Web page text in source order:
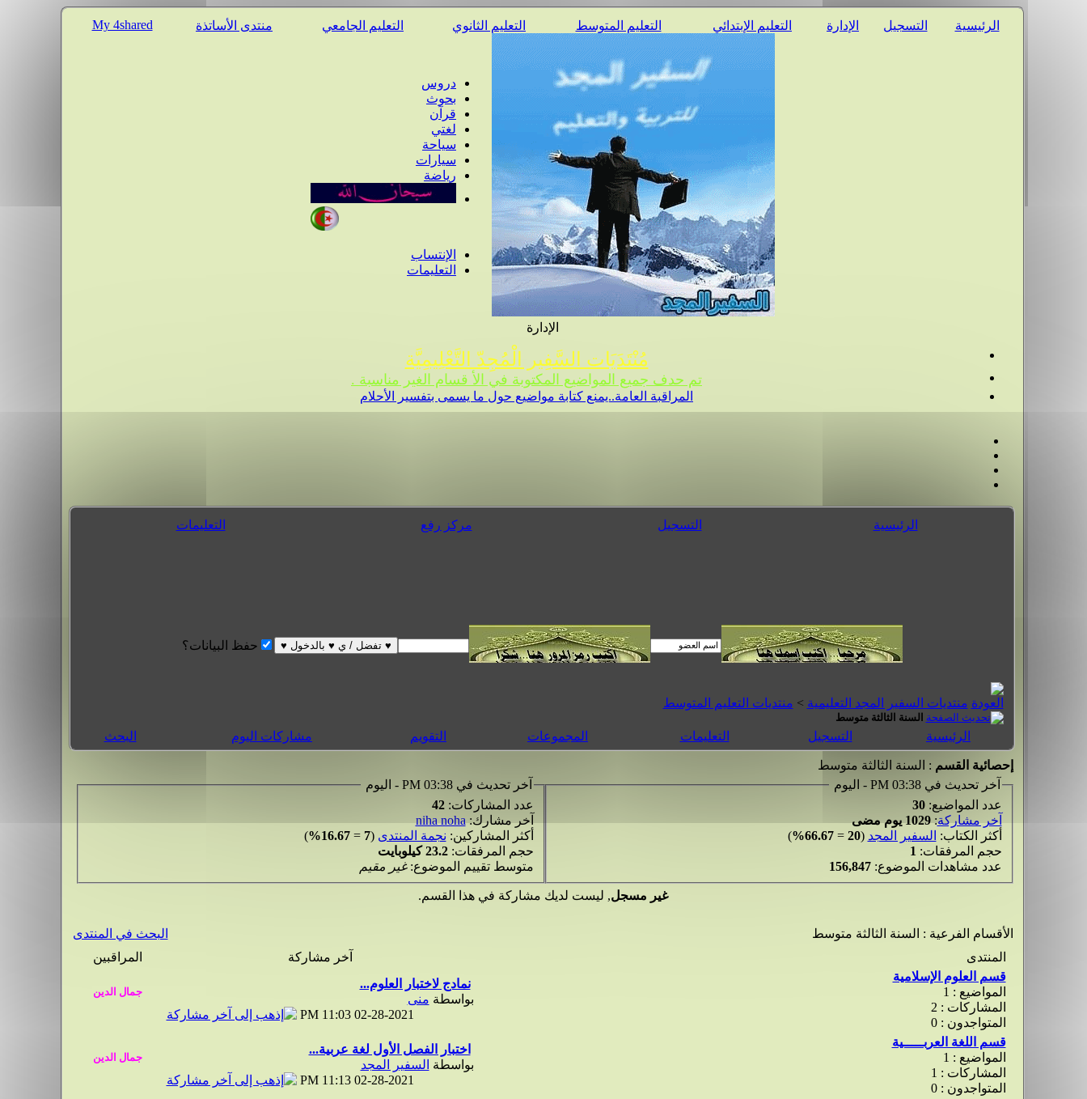
الرئيسية التسجيل الإدارة التعليم الإبتدائي التعليم المتوسط التعليم الثانوي التعليم الجامعي منتدى الأساتذة My 4shared
دروس
بحوث
قرآن
لغتي
سياحة
سيارات
رياضة
الإنتساب
التعليمات
الإدارة
مُنْتَدَيَات السَّفِير الْمُجِدّ التَّعْلِيمِيَّة
تم حدف جميع المواضيع المكتوبة في الأ قسام الغير مناسبة .
المراقبة العامة..يمنع كتابة مواضيع حول ما يسمى بتفسير الأحلام
الرئيسية التسجيل مركز رفع التعليمات
حفظ البيانات؟
منتديات السفير المجد التعليمية > منتديات التعليم المتوسط
السنة الثالثة متوسط
الرئيسية التسجيل التعليمات المجموعات التقويم مشاركات اليوم البحث
إحصائية القسم : السنة الثالثة متوسط
آخر تحديث في 03:38 PM - اليوم
عدد المواضيع:30
آخر مشاركة:1029 يوم مضى
أكثر الكتاب: السفير المجد (
20
=
66.67%
)
حجم المرفقات: 1
عدد مشاهدات الموضوع:156,847
آخر تحديث في 03:38 PM - اليوم
عدد المشاركات:42
آخر مشارك:niha noha
أكثر المشاركين: نجمة المنتدى (
7
=
16.67%
)
حجم المرفقات:23.2 كيلوبايت
متوسط تقييم الموضوع:غير مقيم
غير مسجل, ليست لديك مشاركة في هذا القسم.
الأقسام الفرعية : السنة الثالثة متوسط
البحث في المنتدى
المنتدى
آخر مشاركة
المراقبين
قسم العلوم الإسلامية
المواضيع : 1
المشاركات : 2
المتواجدون : 0
نمادج لاختبار العلوم...
بواسطة منى
02-28-2021
11:03 PM
قسم اللغة العربـــــية
المواضيع : 1
المشاركات : 1
المتواجدون : 0
اختبار الفصل الأول لغة عربية...
بواسطة السفير المجد
02-28-2021
11:13 PM